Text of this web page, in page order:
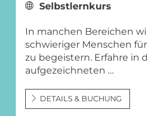
Selbstlernkurs
In manchen Bereichen
schwieriger Menschen
zu begeistern. Erfahre in
aufgezeichneten …
DETAILS & BUCHUNG